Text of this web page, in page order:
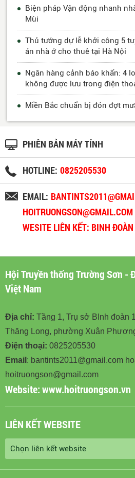
Biện pháp Vận động nhanh
Mùi
Thủ tướng dự lễ khởi công 5
án nhà ở cho thuê tại Hà Nội
Ngân hàng cảnh báo khẩn: 4
không được lưu trong điện
Miền Bắc chuẩn bị đón đợt
PHIÊN BẢN MÁY TÍNH
HOTLINE: 0825205530
EMAIL:
HOITRUONGSON@GMAIL.COM
WESITE LIÊN KẾT: BINH
Hội Truyền thống Trường Sơn -
Việt Nam
Địa chỉ: Tầng 1, Trụ sở BInh đoàn
Thăng Long, phường Xuân
Điện thoại: 0825205530
Email : bantints2011@gmail.com
hoitruongson@gmail.com
Website:www.hoitruongson.vn
LIÊN KẾT WEBSITE